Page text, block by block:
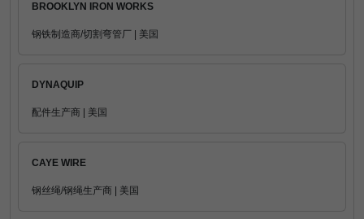
BROOKLYN IRON WORKS
钢铁制造商/切割弯管厂 | 美国
DYNAQUIP
配件生产商 | 美国
CAYE WIRE
钢丝绳/钢绳生产商 | 美国